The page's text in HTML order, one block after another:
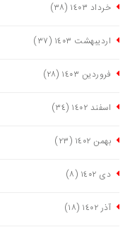
خرداد ١٤٠٣ (٣٨)
اردیبهشت ١٤٠٣ (٣٧)
فروردین ١٤٠٣ (٢٨)
اسفند ١٤٠٢ (٣٤)
بهمن ١٤٠٢ (٢٣)
دی ١٤٠٢ (٨)
آذر ١٤٠٢ (١٨)